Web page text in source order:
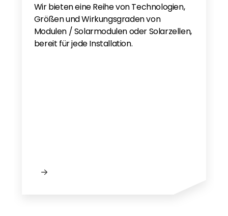
Wir bieten eine Reihe von Technologien,
Größen und Wirkungsgraden von
Modulen / Solarmodulen oder Solarzellen,
bereit für jede Installation.